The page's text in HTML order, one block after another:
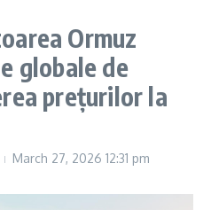
Ormuz
globale de
prețurilor la
March 27, 2026 12:31 pm